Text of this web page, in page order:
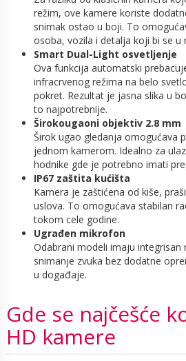
režim, ove kamere koriste
snimak ostao u boji. To
osoba, vozila i detalja koji bi se u
Smart Dual-Light osvetljenje
Ova funkcija automatski
infracrvenog režima na belo
pokret. Rezultat je jasna slika u
to najpotrebnije.
Širokougaoni objektiv 2.8 mm
Širok ugao gledanja omogućava
jednom kamerom. Idealno za
hodnike gde je potrebno imati
IP67 zaštita kućišta
Kamera je zaštićena od kiše,
uslova. To omogućava stabilan
tokom cele godine.
Ugrađen mikrofon
Odabrani modeli imaju
snimanje zvuka bez dodatne
u događaje.
Gde se najčešće
HD kamere